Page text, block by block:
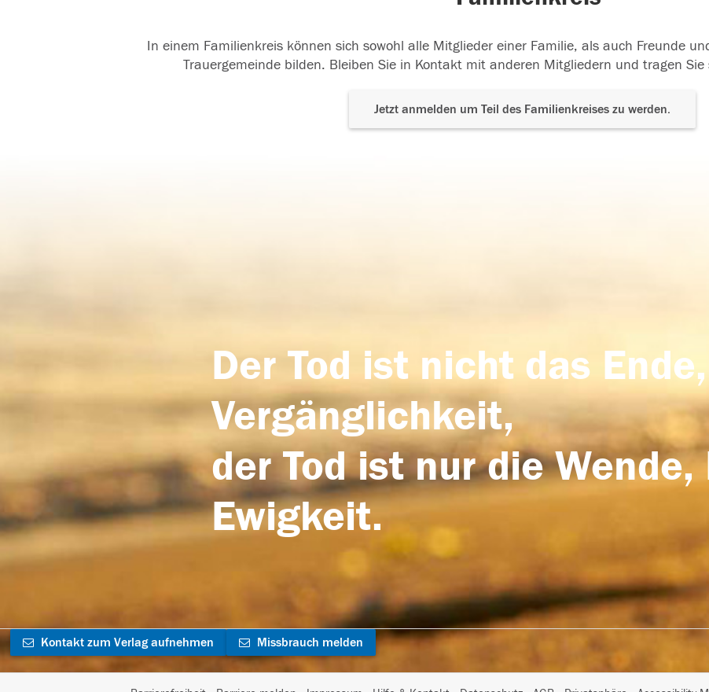
In einem Familienkreis können sich sowohl alle Mitglieder einer Familie, als auch Freunde
Trauergemeinde bilden. Bleiben Sie in Kontakt mit anderen Mitgliedern und tragen
Jetzt anmelden um Teil des Familienkreises zu werden.
Der Tod ist nicht das
Vergänglichkeit,
der Tod ist nur die
Ewigkeit.
Kontakt zum Verlag aufnehmen Missbrauch melden